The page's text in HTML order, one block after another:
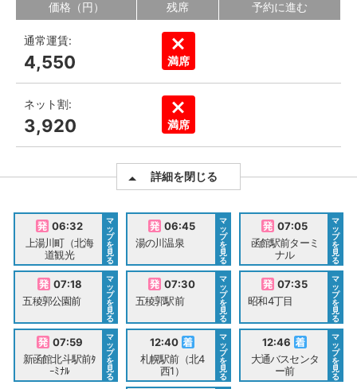
価格（円） 残席 予約に進む
通常運賃:
4,550 満席
ネット割:
3,920 満席
詳細を閉じる
06:32
上湯川町（北海
道観光
マ
ッ
プ
を
見
る
06:45
湯の川温泉
マ
ッ
プ
を
見
る
07:05
函館駅前ターミ
ナル
マ
ッ
プ
を
見
る
07:18
五稜郭公園前
マ
ッ
プ
を
見
る
07:30
五稜郭駅前
マ
ッ
プ
を
見
る
07:35
昭和4丁目
マ
ッ
プ
を
見
る
07:59
新函館北斗駅前ﾀ
ｰﾐﾅﾙ
マ
ッ
プ
を
見
る
12:40
札幌駅前（北4
西1）
マ
ッ
プ
を
見
る
12:46
大通バスセンタ
ー前
マ
ッ
プ
を
見
る